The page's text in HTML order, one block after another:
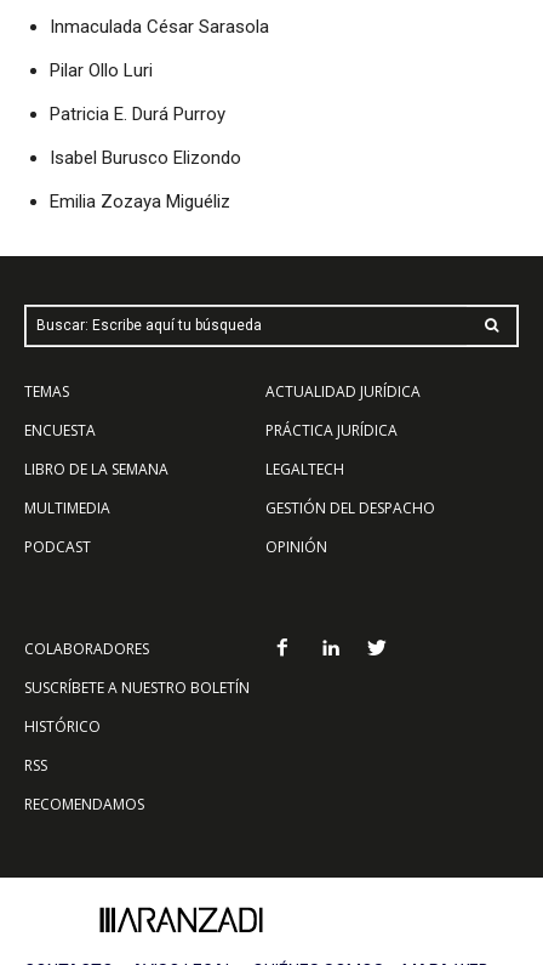
Inmaculada César Sarasola
Pilar Ollo Luri
Patricia E. Durá Purroy
Isabel Burusco Elizondo
Emilia Zozaya Miguéliz
Buscar: Escribe aquí tu búsqueda
TEMAS
ENCUESTA
LIBRO DE LA SEMANA
MULTIMEDIA
PODCAST
ACTUALIDAD JURÍDICA
PRÁCTICA JURÍDICA
LEGALTECH
GESTIÓN DEL DESPACHO
OPINIÓN
COLABORADORES
SUSCRÍBETE A NUESTRO BOLETÍN
HISTÓRICO
RSS
RECOMENDAMOS